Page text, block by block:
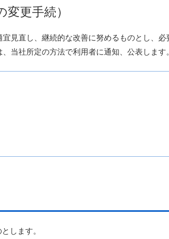
変更手続）
見直し、継続的な改善に努めるものとし、
当社所定の方法で利用者に通知、公表します
します。